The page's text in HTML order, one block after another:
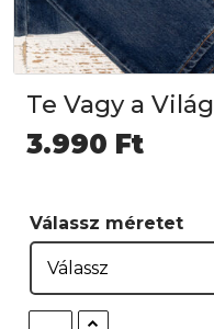
Te Vagy a Világ
3.990 Ft
Válassz méretet